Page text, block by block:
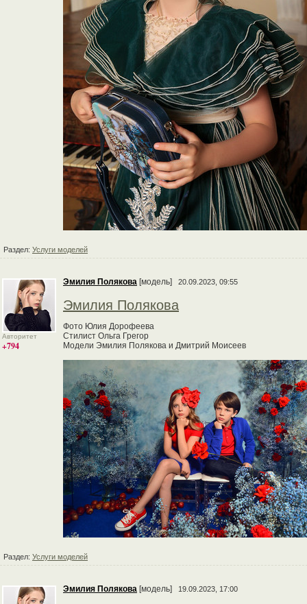
Раздел: Услуги моделей
Авторитет
+794
Эмилия Полякова [модель] 20.09.2023, 09:55
Эмилия Полякова
Фото Юлия Дорофеева
Стилист Ольга Грегор
Модели Эмилия Полякова и Дмитрий Моисеев
Раздел: Услуги моделей
Эмилия Полякова [модель] 19.09.2023, 17:00